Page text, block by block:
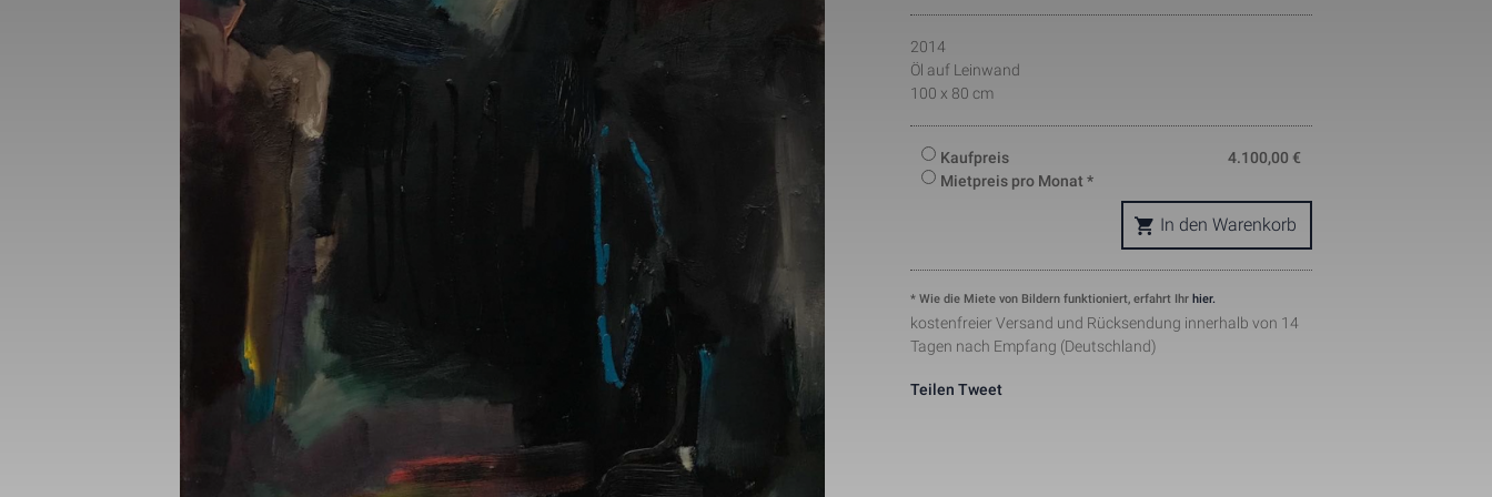
2014
Öl auf Leinwand
100 x 80 cm
Kaufpreis 4.100,00 €
Mietpreis pro Monat *
In den Warenkorb
* Wie die Miete von Bildern funktioniert, erfahrt Ihr hier.
kostenfreier Versand und Rücksendung innerhalb von 14
Tagen nach Empfang (Deutschland)
Teilen Tweet
_gid Statistik
This cookie is installed by Google Analytics. The cookie is used
to store information of how visitors use a website and helps in
creating an analytics report of how the wbsite is doing. The data
have come from, and the pages viisted in an anonymous form.
_gat_UA-121824291-1 Notwendig 1 Minute
This is a pattern type cookie set by Google Analytics, where the
number of the account or website it relates to. It appears to be a
variation of the _gat cookie which is used to limit the amount of
data recorded by Google on high traffic volume websites.
Marketing 2 Monate
This cookie is set by Facebook to deliver advertisement when
advertising after visiting this website.
2 Monate
The cookie is set by Facebook to show relevant advertisments to
cookie also tracks the behavior of the user across the web on
sites that have Facebook pixel or Facebook social plugin.